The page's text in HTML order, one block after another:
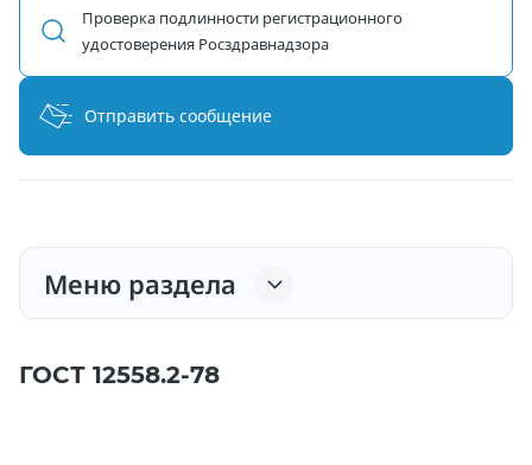
Проверка подлинности регистрационного
удостоверения Росздравнадзора
Отправить сообщение
Меню раздела
ГОСТ 12558.2-78